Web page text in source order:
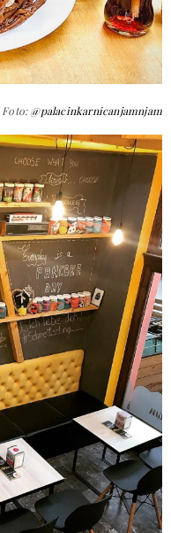
Foto:@palacinkarnicanjamnjam